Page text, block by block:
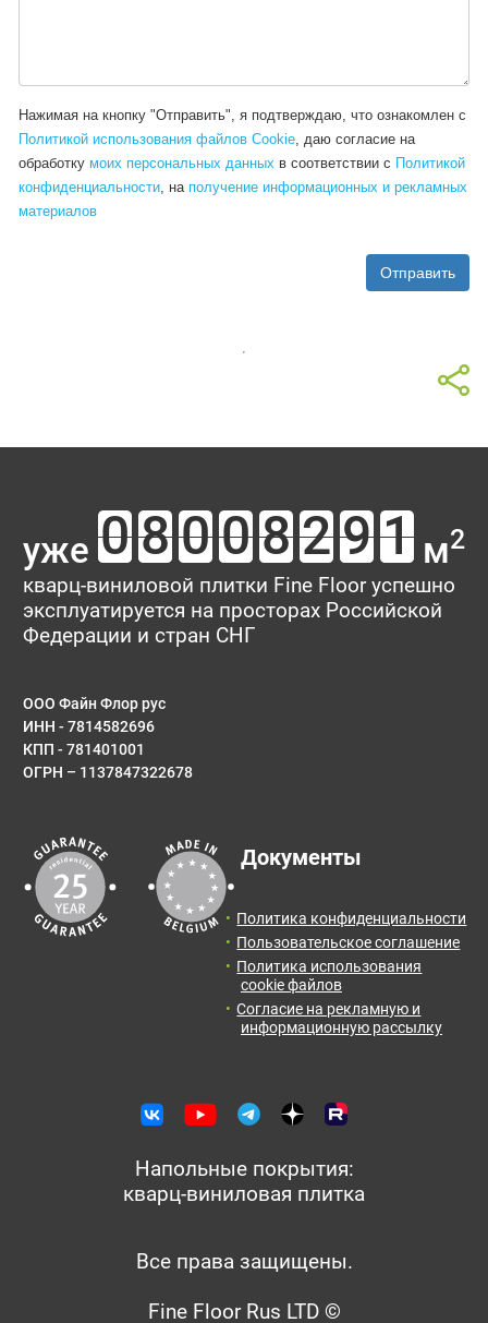
Нажимая на кнопку "Отправить", я подтверждаю, что ознакомлен c
Политикой использования файлов Cookie, даю согласие на
обработку моих персональных данных в соответствии с Политикой
конфиденциальности, на получение информационных и рекламных
материалов
Отправить
уже м2
кварц-виниловой плитки Fine Floor успешно
эксплуатируется на просторах Российской
Федерации и стран СНГ
ООО Файн Флор рус
ИНН - 7814582696
КПП - 781401001
ОГРН – 1137847322678
Документы
Политика конфиденциальности
Пользовательское соглашение
Политика использования
cookie файлов
Согласие на рекламную и
информационную рассылку
Напольные покрытия:
кварц-виниловая плитка
Все права защищены.
Fine Floor Rus LTD ©